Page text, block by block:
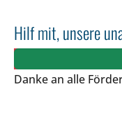
Hilf mit, unsere
Danke an alle